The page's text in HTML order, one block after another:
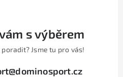
s výběrem
Jsme tu pro vás!
@dominosport.cz